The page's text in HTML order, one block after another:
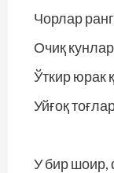
Чорлар
Очиқ
Ўткир юрак
Уйғоқ
У бир